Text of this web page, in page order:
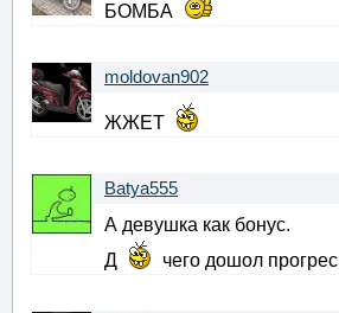
БОМБА
moldovan902
ЖЖЕТ
Batya555
А девушка как бонус.
Д
чего дошол прогрес